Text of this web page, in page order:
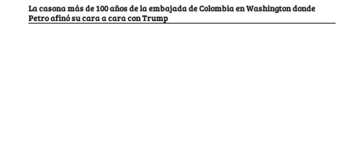
La casona más de 100 años de la embajada de Colombia en Washington donde
Petro afinó su cara a cara con Trump